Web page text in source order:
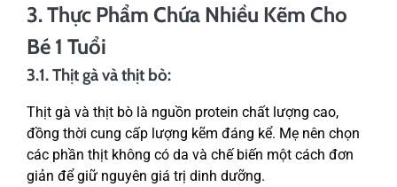
3. Thực Phẩm Chứa Nhiều Kẽm Cho
Bé 1 Tuổi
3.1. Thịt gà và thịt bò:
Thịt gà và thịt bò là nguồn protein chất lượng cao,
đồng thời cung cấp lượng kẽm đáng kể. Mẹ nên chọn
các phần thịt không có da và chế biến một cách đơn
giản để giữ nguyên giá trị dinh dưỡng.